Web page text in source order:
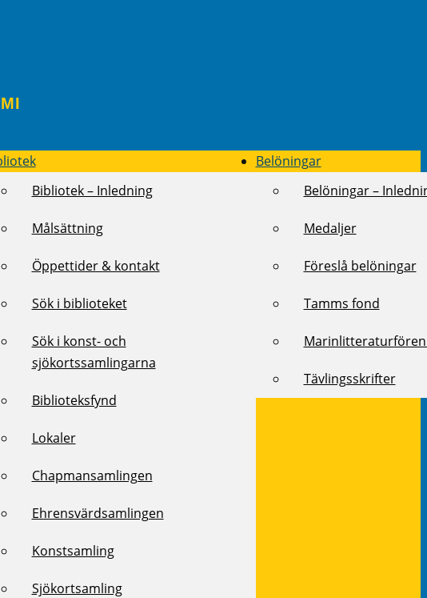
Bibliotek – Inledning
Målsättning
Öppettider & kontakt
Sök i biblioteket
Sök i konst- och
sjökortssamlingarna
Biblioteksfynd
Lokaler
Chapmansamlingen
Ehrensvärdsamlingen
Konstsamling
Sjökortsamling
Belöningar
Belöningar –
Medaljer
Föreslå belöningar
Tamms fond
Tävlingsskrifter